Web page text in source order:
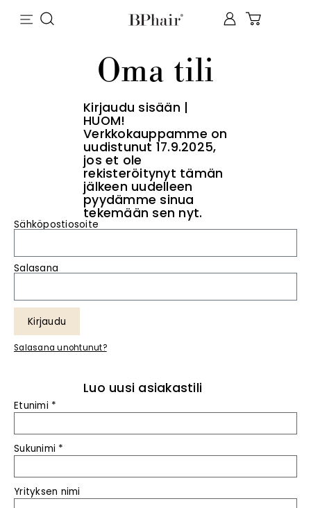
Oma tili
Kirjaudu sisään |
HUOM!
Verkkokauppamme on
uudistunut 17.9.2025,
jos et ole
rekisteröitynyt tämän
jälkeen uudelleen
pyydämme sinua
tekemään sen nyt.
Sähköpostiosoite
Salasana
Kirjaudu
Salasana unohtunut?
Luo uusi asiakastili
Etunimi *
Sukunimi *
Yrityksen nimi